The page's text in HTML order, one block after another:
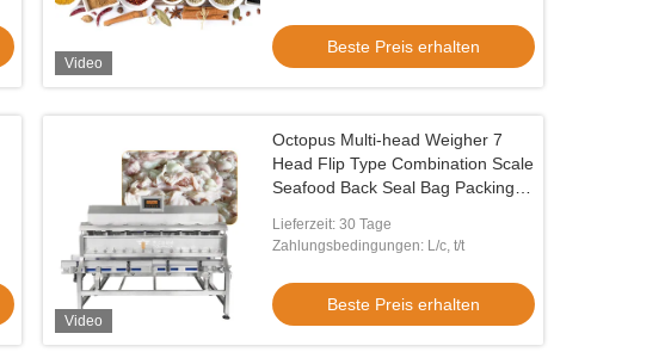
Video
Beste Preis erhalten
Video
Octopus Multi-head Weigher 7
Head Flip Type Combination Scale
Seafood Back Seal Bag Packing
Lieferzeit: 30 Tage
Zahlungsbedingungen: L/c, t/t
Beste Preis erhalten